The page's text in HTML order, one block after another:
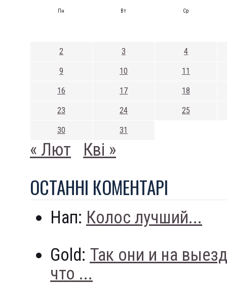
Пн Вт Ср
2 3 4
9 10 11
16 17 18
23 24 25
30 31
« Лют Кві »
ОСТАННI КОМЕНТАРI
Нап: Колос лучший...
Gold: Так они и на
что ...